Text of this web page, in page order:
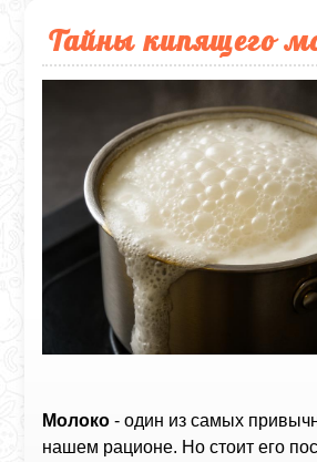
Тайны кипящего
Молоко - один из самых
нашем рационе. Но стоит его